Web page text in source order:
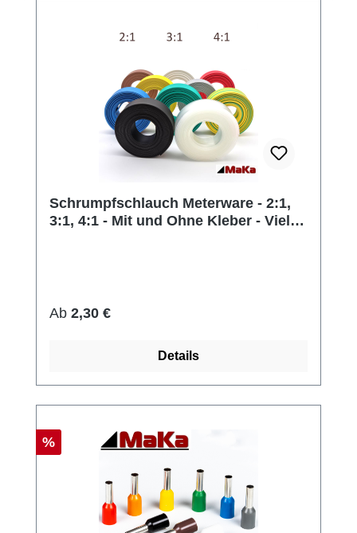
Schrumpfschlauch Meterware - 2:1,
3:1, 4:1 - Mit und Ohne Kleber - Viele
Regulärer Preis:
Ab 2,30 €
Details
Rabatt
%